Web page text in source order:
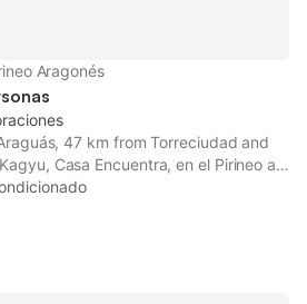
Aragonés
47 km from Torreciudad and
Casa Encuentra, en el Pirineo al
conditioned accommodation with a
features quiet street views.